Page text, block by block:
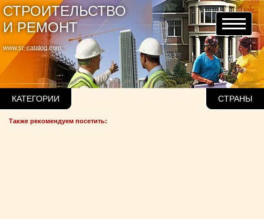
www.sr-catalog.com
СТРОИТЕЛЬСТВО
И РЕМОНТ
КАТЕГОРИИ СТРАНЫ
Также рекомендуем посетить: